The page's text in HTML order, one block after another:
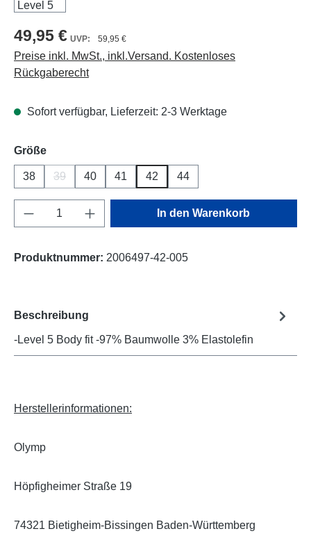
49,95 € 59,95 €
Preise inkl. MwSt., inkl.Versand. Kostenloses
Rückgaberecht
Sofort verfügbar, Lieferzeit: 2-3 Werktage
Größeauswählen
38 39
(Diese Option ist zurzeit nicht verfügbar.)
40 41 42 44
Produkt Anzahl: Gib den gewünschten
In den Warenkorb
Produktnummer: 2006497-42-005
Beschreibung
-Level 5 Body fit -97% Baumwolle 3% Elastolefin
Herstellerinformationen:
Olymp
Höpfigheimer Straße 19
74321 Bietigheim-Bissingen Baden-Württemberg